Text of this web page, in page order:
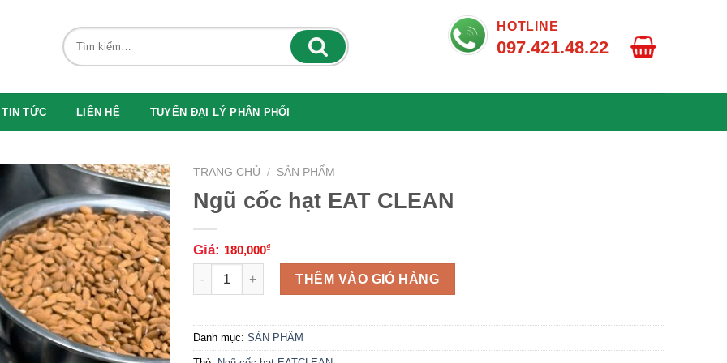
HOTLINE
097.421.48.22
TIN TỨC LIÊN HỆ TUYỂN ĐẠI LÝ PHÂN PHỐI
TRANG CHỦ / SẢN PHẨM
Ngũ cốc hạt EAT CLEAN
Giá: 180,000₫
THÊM VÀO GIỎ HÀNG
Danh mục: SẢN PHẨM